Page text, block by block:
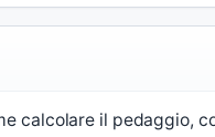
calcolare il pedaggio,